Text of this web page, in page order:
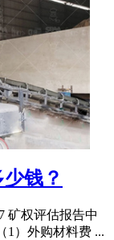
钱？
矿权评估报告中
1）外购材料费 ...